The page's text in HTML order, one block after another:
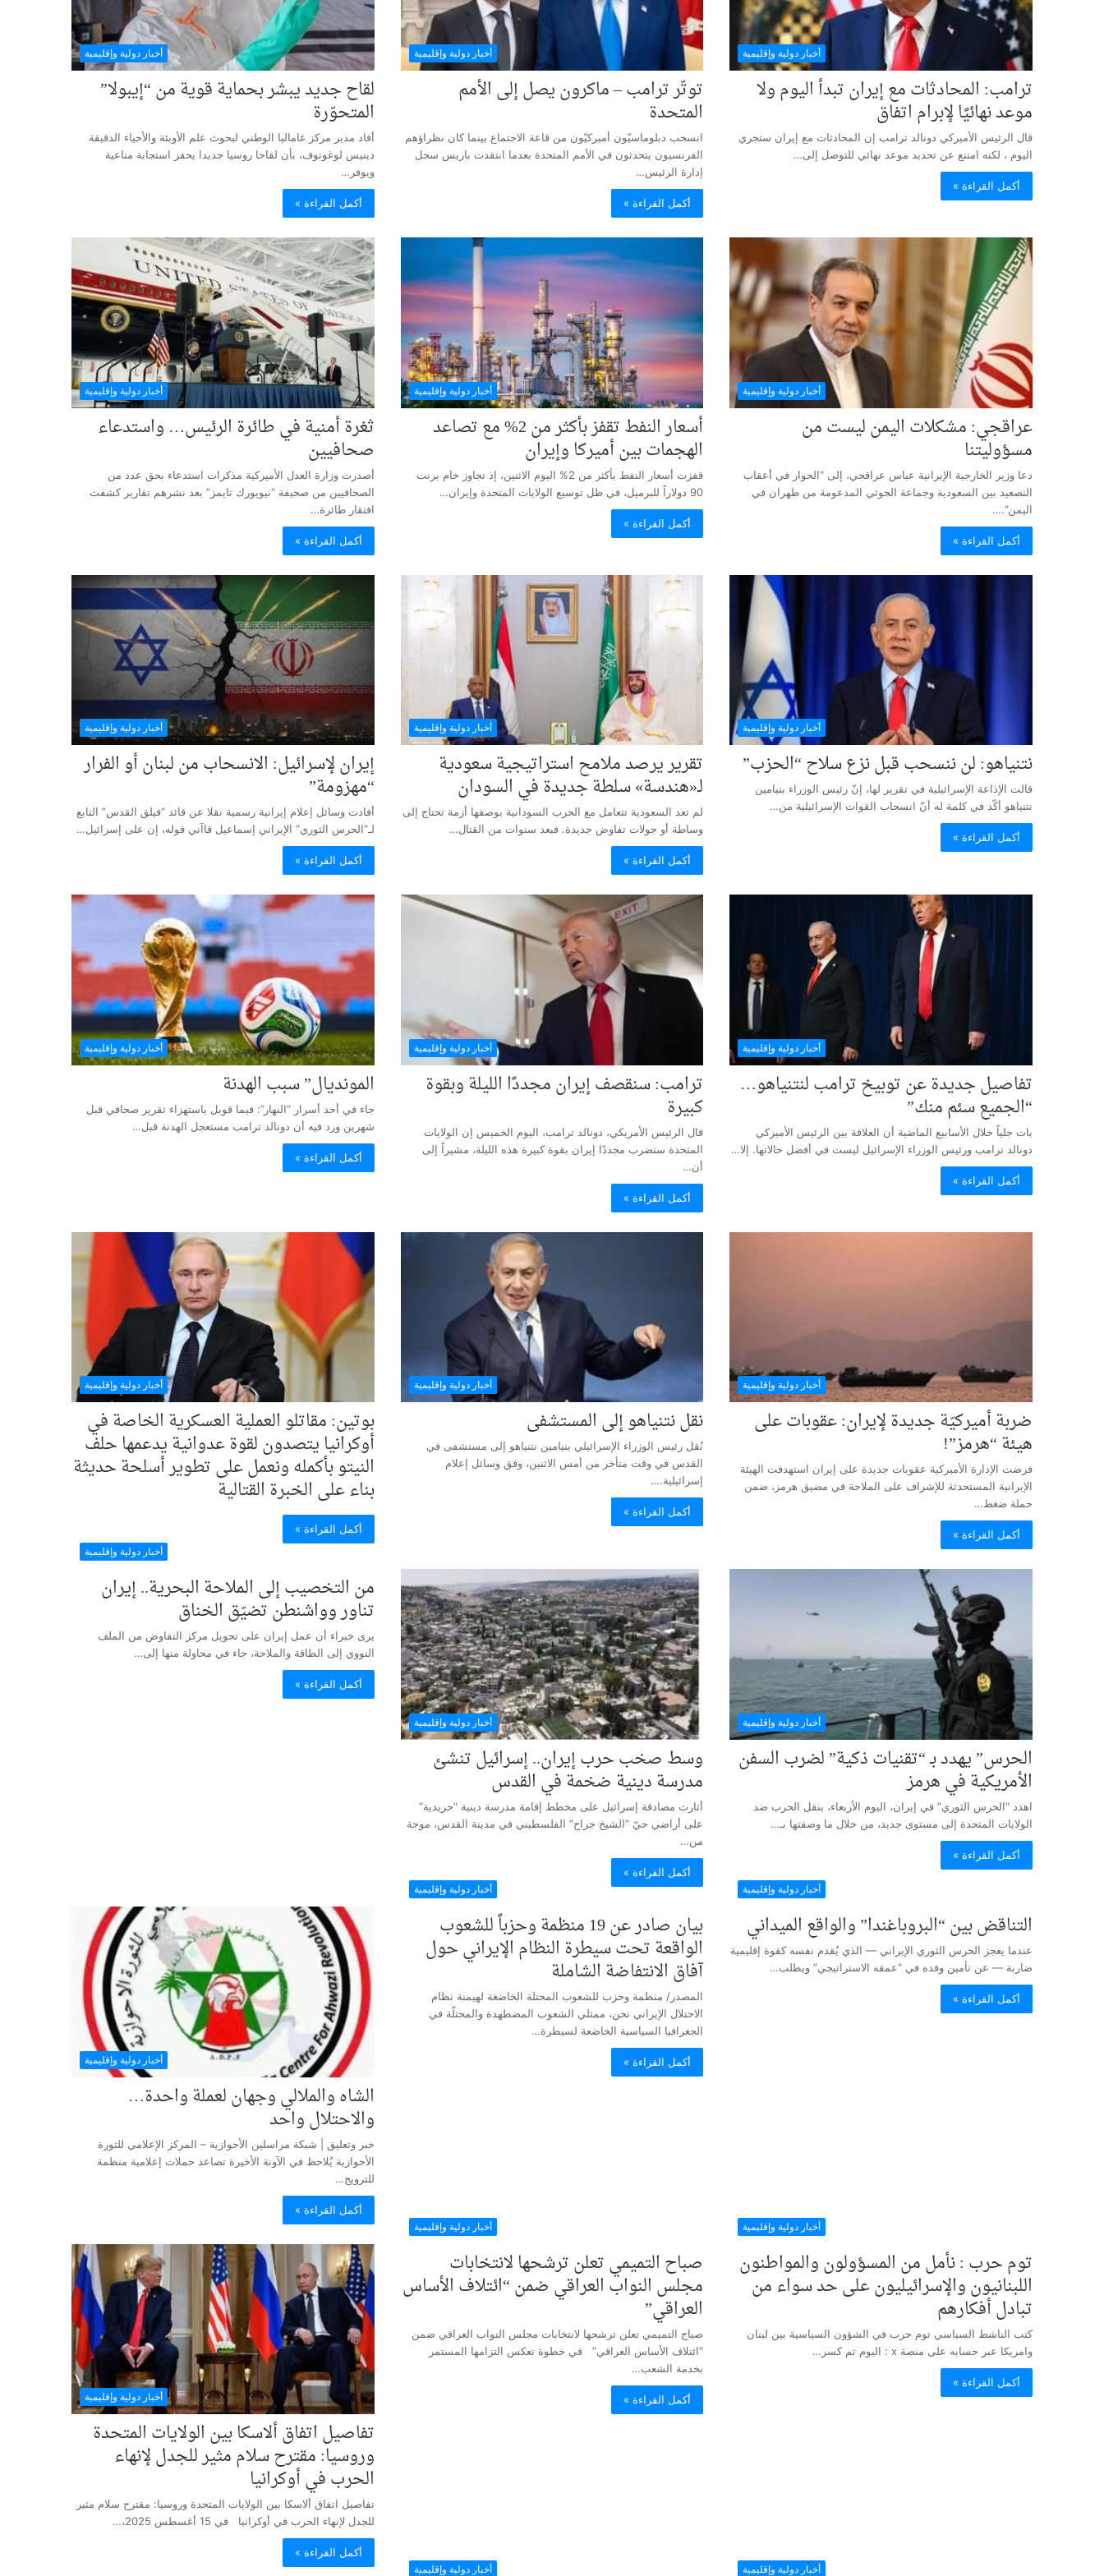
أخبار دولية وإقليمية
ترامب: المحادثات مع إيران تبدأ اليوم ولا
موعد نهائيًا لإبرام اتفاق
قال الرئيس الأميركي دونالد ترامب إن المحادثات مع إيران ستجري
اليوم ، لكنه امتنع عن تحديد موعد نهائي للتوصل إلى…
أكمل القراءة »
أخبار دولية وإقليمية
توتّر ترامب – ماكرون يصل إلى الأمم
المتحدة
انسحب دبلوماسيّون أميركيّون من قاعة الاجتماع بينما كان نظراؤهم
الفرنسيون يتحدثون في الأمم المتحدة بعدما انتقدت باريس سجل
إدارة الرئيس…
أكمل القراءة »
أخبار دولية وإقليمية
لقاح جديد يبشر بحماية قوية من “إيبولا”
المتحوّرة
أفاد مدير مركز غاماليا الوطني لبحوث علم الأوبئة والأحياء الدقيقة
دينيس لوغونوف، بأن لقاحا روسيا جديدا يحفز استجابة مناعية
ويوفر…
أكمل القراءة »
أخبار دولية وإقليمية
عراقجي: مشكلات اليمن ليست من
مسؤوليتنا
دعا وزير الخارجية الإيرانية عباس عراقجي، إلى “الحوار في أعقاب
التصعيد بين السعودية وجماعة الحوثي المدعومة من طهران في
اليمن”.…
أكمل القراءة »
أخبار دولية وإقليمية
أسعار النفط تقفز بأكثر من 2% مع تصاعد
الهجمات بين أميركا وإيران
قفزت أسعار النفط بأكثر من 2% اليوم الاثنين، إذ تجاوز خام برنت
90 دولاراً للبرميل، في ظل توسيع الولايات المتحدة وإيران…
أكمل القراءة »
أخبار دولية وإقليمية
ثغرة أمنية في طائرة الرئيس… واستدعاء
صحافيين
أصدرت وزارة العدل الأميركية مذكرات استدعاء بحق عدد من
الصحافيين من صحيفة “نيويورك تايمز” بعد نشرهم تقارير كشفت
افتقار طائرة…
أكمل القراءة »
أخبار دولية وإقليمية
نتنياهو: لن ننسحب قبل نزع سلاح “الحزب”
قالت الإذاعة الإسرائيلية في تقرير لها، إنّ رئيس الوزراء بنيامين
نتنياهو أكّد في كلمة له أنّ انسحاب القوات الإسرائيلية من…
أكمل القراءة »
أخبار دولية وإقليمية
تقرير يرصد ملامح استراتيجية سعودية
لـ«هندسة» سلطة جديدة في السودان
لم تعد السعودية تتعامل مع الحرب السودانية بوصفها أزمة تحتاج إلى
وساطة أو جولات تفاوض جديدة. فبعد سنوات من القتال…
أكمل القراءة »
أخبار دولية وإقليمية
إيران لإسرائيل: الانسحاب من لبنان أو الفرار
“مهزومة”
أفادت وسائل إعلام إيرانية رسمية نقلا عن قائد “فيلق القدس” التابع
لـ”الحرس الثوري” الإيراني إسماعيل قاآني قوله، إن على إسرائيل…
أكمل القراءة »
أخبار دولية وإقليمية
تفاصيل جديدة عن توبيخ ترامب لنتنياهو…
“الجميع سئم منك”
بات جلياً خلال الأسابيع الماضية أن العلاقة بين الرئيس الأميركي
دونالد ترامب ورئيس الوزراء الإسرائيل ليست في أفضل حالاتها. إلا…
أكمل القراءة »
أخبار دولية وإقليمية
ترامب: سنقصف إيران مجددًا الليلة وبقوة
كبيرة
قال الرئيس الأمريكي، دونالد ترامب، اليوم الخميس إن الولايات
المتحدة ستضرب مجددًا إيران بقوة كبيرة هذه الليلة، مشيراً إلى
أن…
أكمل القراءة »
أخبار دولية وإقليمية
المونديال” سبب الهدنة
جاء في أحد أسرار “النهار”: فيما قوبل باستهزاء تقرير صحافي قبل
شهرين ورد فيه أن دونالد ترامب مستعجل الهدنة قبل…
أكمل القراءة »
أخبار دولية وإقليمية
ضربة أميركيّة جديدة لإيران: عقوبات على
هيئة “هرمز”!
فرضت الإدارة الأميركية عقوبات جديدة على إيران استهدفت الهيئة
الإيرانية المستحدثة للإشراف على الملاحة في مضيق هرمز، ضمن
حملة ضغط…
أكمل القراءة »
أخبار دولية وإقليمية
نقل نتنياهو إلى المستشفى
نُقل رئيس الوزراء الإسرائيلي بنيامين نتنياهو إلى مستشفى في
القدس في وقت متأخر من أمس الاثنين، وفق وسائل إعلام
إسرائيلية.…
أكمل القراءة »
أخبار دولية وإقليمية
بوتين: مقاتلو العملية العسكرية الخاصة في
أوكرانيا يتصدون لقوة عدوانية يدعمها حلف
النيتو بأكمله ونعمل على تطوير أسلحة حديثة
بناء على الخبرة القتالية
أكمل القراءة »
أخبار دولية وإقليمية
الحرس” يهدد بـ “تقنيات ذكية” لضرب السفن
الأمريكية في هرمز
اهدد “الحرس الثوري” في إيران، اليوم الأربعاء، بنقل الحرب ضد
الولايات المتحدة إلى مستوى جديد، من خلال ما وصفتها بـ…
أكمل القراءة »
أخبار دولية وإقليمية
وسط صخب حرب إيران.. إسرائيل تنشئ
مدرسة دينية ضخمة في القدس
أثارت مصادقة إسرائيل على مخطط إقامة مدرسة دينية “حريدية”
على أراضي حيّ “الشيخ جراح” الفلسطيني في مدينة القدس، موجة
من…
أكمل القراءة »
أخبار دولية وإقليمية
من التخصيب إلى الملاحة البحرية.. إيران
تناور وواشنطن تضيّق الخناق
يرى خبراء أن عمل إيران على تحويل مركز التفاوض من الملف
النووي إلى الطاقة والملاحة، جاء في محاولة منها إلى…
أكمل القراءة »
أخبار دولية وإقليمية
التناقض بين “البروباغندا” والواقع الميداني
عندما يعجز الحرس الثوري الإيراني — الذي يُقدم نفسه كقوة إقليمية
ضاربة — عن تأمين وفده في “عمقه الاستراتيجي” ويطلب…
أكمل القراءة »
أخبار دولية وإقليمية
بيان صادر عن 19 منظمة وحزباً للشعوب
الواقعة تحت سيطرة النظام الإيراني حول
آفاق الانتفاضة الشاملة
المصدر/ منظمة وحزب للشعوب المحتلة الخاضغة لهيمنة نظام
الاحتلال الإيراني نحن، ممثلي الشعوب المضطهدة والمحتلّة في
الجغرافيا السياسية الخاضعة لسيطرة…
أكمل القراءة » أخبار دولية وإقليمية
الشاه والملالي وجهان لعملة واحدة…
والاحتلال واحد
خبر وتعليق | شبكة مراسلين الأحوازية – المركز الإعلامي للثورة
الأحوازية يُلاحظ في الآونة الأخيرة تصاعد حملات إعلامية منظمة
للترويج…
أكمل القراءة »
أخبار دولية وإقليمية
توم حرب : نأمل من المسؤولون والمواطنون
اللبنانيون والإسرائيليون على حد سواء من
تبادل أفكارهم
كتب الناشط السياسي توم حرب في الشؤون السياسية بين لبنان
وامريكا عبر حسابه على منصة x : اليوم تم كسر…
أكمل القراءة »
أخبار دولية وإقليمية
صباح التميمي تعلن ترشحها لانتخابات
مجلس النواب العراقي ضمن “ائتلاف الأساس
العراقي”
صباح التميمي تعلن ترشحها لانتخابات مجلس النواب العراقي ضمن
“ائتلاف الأساس العراقي” في خطوة تعكس التزامها المستمر
بخدمة الشعب…
أكمل القراءة » أخبار دولية وإقليمية
تفاصيل اتفاق ألاسكا بين الولايات المتحدة
وروسيا: مقترح سلام مثير للجدل لإنهاء
الحرب في أوكرانيا
تفاصيل اتفاق ألاسكا بين الولايات المتحدة وروسيا: مقترح سلام مثير
للجدل لإنهاء الحرب في أوكرانيا في 15 أغسطس 2025،…
أكمل القراءة »
أخبار دولية وإقليمية أخبار دولية وإقليمية